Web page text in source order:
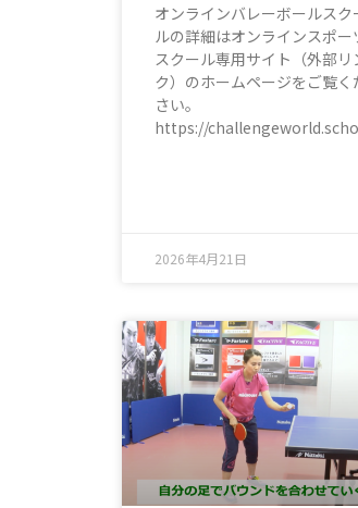
オンラインバレーボールスク
ルの詳細はオンラインスポー
スクール専用サイト（外部リ
ク）のホームページをご覧く
さい。
https://
2026年4月21日